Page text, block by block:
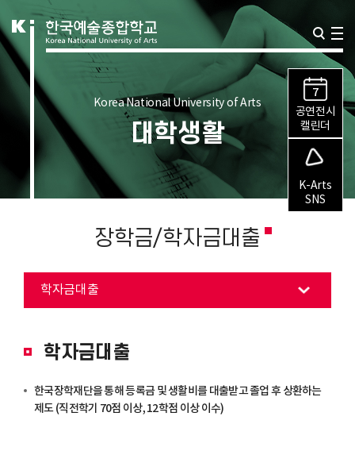
7
공연전시
캘린더
K-Arts
SNS
Korea National University of Arts
대학생활
장학금/학자금대출
학자금대출
학자금대출
한국장학재단을 통해 등록금 및 생활비를 대출받고 졸업 후 상환하는
제도 (직전학기 70점 이상, 12학점 이상 이수)